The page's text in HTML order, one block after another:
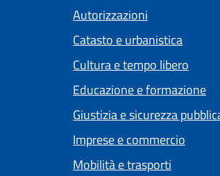
Autorizzazioni
Catasto e urbanistica
Cultura e tempo libero
Educazione e formazione
Giustizia e sicurezza
Imprese e commercio
Mobilità e trasporti